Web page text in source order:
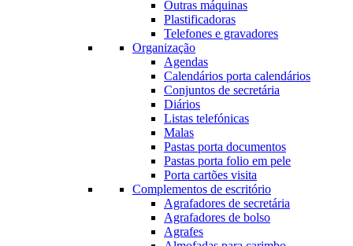
Outras máquinas
Plastificadoras
Telefones e gravadores
Organização
Agendas
Calendários porta calendários
Conjuntos de secretária
Diários
Listas telefónicas
Malas
Pastas porta documentos
Pastas porta folio em pele
Porta cartões visita
Complementos de escritório
Agrafadores de secretária
Agrafadores de bolso
Agrafes